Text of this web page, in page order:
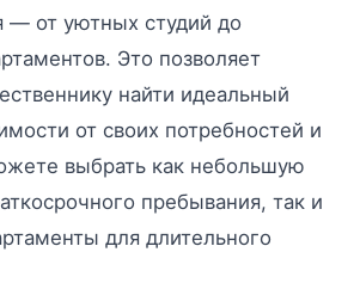
— от уютных студий до
Это позволяет
найти идеальный
от своих потребностей и
выбрать как небольшую
пребывания, так и
для длительного